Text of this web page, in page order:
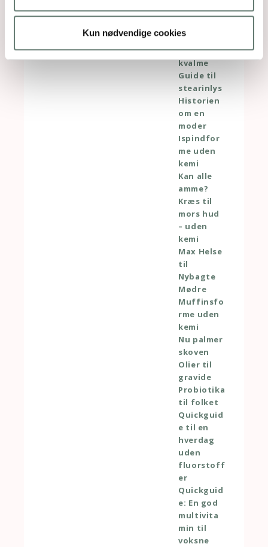
Kun nødvendige cookies
Gå-væk-
Gravid
med
kvalme
Guide til
stearinlys
Historien
om en
moder
Ispindfor
me uden
kemi
Kan alle
amme?
Kræs til
mors hud
– uden
kemi
Max Helse
til
Nybagte
Mødre
Muffinsfo
rme uden
kemi
Nu palmer
skoven
Olier til
gravide
Probiotika
til folket
Quickguid
e til en
hverdag
uden
fluorstoff
er
Quickguid
e: En god
multivita
min til
voksne